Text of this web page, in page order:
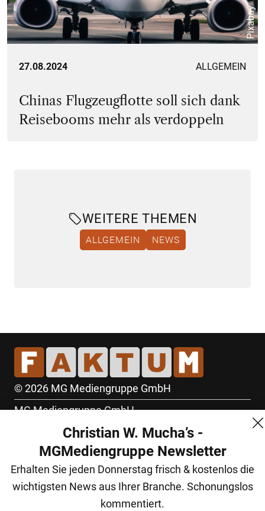
Pixabay
27.08.2024 ALLGEMEIN
Chinas Flugzeugflotte soll sich dank
Reisebooms mehr als verdoppeln
WEITERE THEMEN
ALLGEMEIN NEWS
© 2026 MG Mediengruppe GmbH
MG Mediengruppe GmbH
Burgring 1/7
1010 Wien
+43 (1) 522 14 14
office@mgmedien.at
Christian W. Mucha’s -
MGMediengruppe Newsletter
Erhalten Sie jeden Donnerstag frisch & kostenlos die
wichtigsten News aus Ihrer Branche. Schonungslos
kommentiert.